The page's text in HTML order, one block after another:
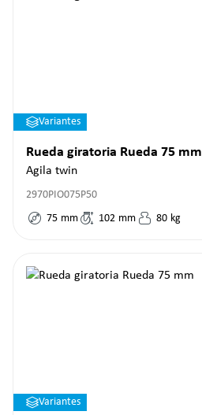
Variantes
Rueda giratoria Rueda 75 mm
Agila twin
2970PIO075P50
75 mm 102 mm 80 kg
Variantes